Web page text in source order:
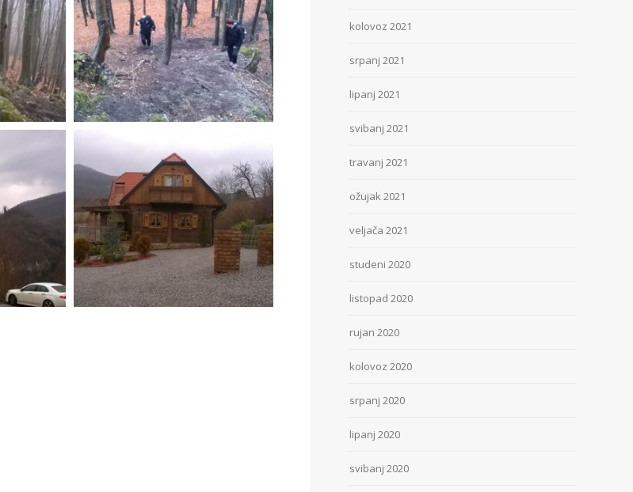
kolovoz 2021
srpanj 2021
lipanj 2021
svibanj 2021
travanj 2021
ožujak 2021
veljača 2021
studeni 2020
listopad 2020
rujan 2020
kolovoz 2020
srpanj 2020
lipanj 2020
svibanj 2020